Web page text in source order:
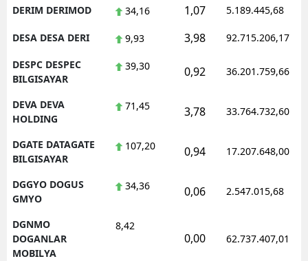
DERIM DERIMOD 34,16 1,07 5.189.445,68
DESA DESA DERI 9,93 3,98 92.715.206,17
DESPC DESPEC
BILGISAYAR
39,30 0,92 36.201.759,66
DEVA DEVA
HOLDING
71,45 3,78 33.764.732,60
DGATE DATAGATE
BILGISAYAR
107,20 0,94 17.207.648,00
DGGYO DOGUS
GMYO
34,36 0,06 2.547.015,68
DGNMO
DOGANLAR
MOBILYA
8,42
0,00 62.737.407,01